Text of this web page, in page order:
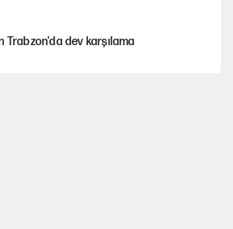
Trabzon'da dev karşılama